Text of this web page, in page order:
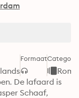
FormaatCategorie
De lafaard is
Schaaf,